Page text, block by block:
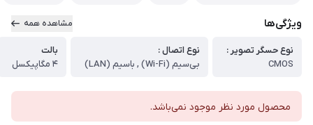
ویژگی‌ها مشاهده همه
نوع حسگر تصویر :
CMOS
نوع اتصال :
بی‌سیم (Wi-Fi) , باسیم (LAN)
بالت
۴ مگاپیکسل
محصول مورد نظر موجود نمی‌باشد.